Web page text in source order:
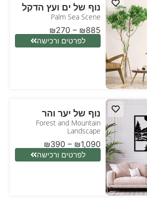
נוף של ים ועץ הדקל
Palm Sea Scene
₪270 – ₪885
לפרטים ורכישה
נוף של יער והר
Forest and Mountain
Landscape
₪390 – ₪1,090
לפרטים ורכישה